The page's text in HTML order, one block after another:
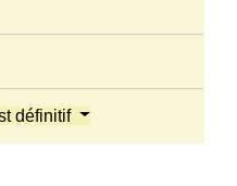
définitif